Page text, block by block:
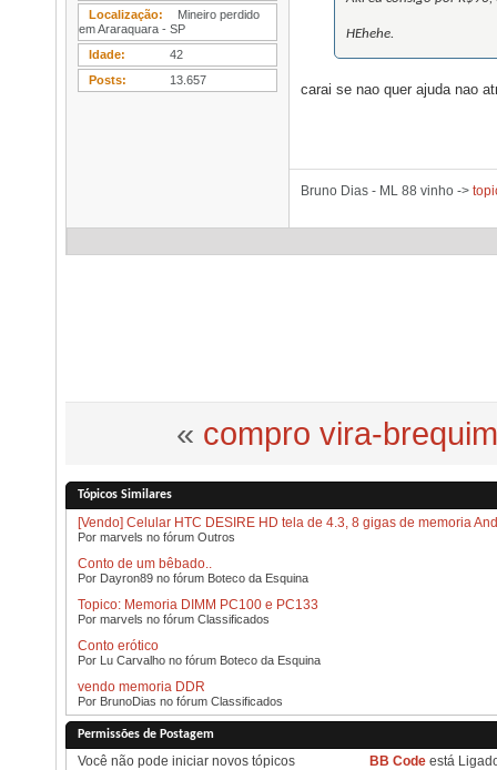
Localização
Mineiro perdido
em Araraquara - SP
Idade
42
Posts
13.657
HEhehe.
carai se nao quer ajuda nao
Bruno Dias - ML 88 vinho ->
« compro vira-
Tópicos Similares
[Vendo] Celular HTC DESIRE HD tela de 4.3, 8 gigas de memoria
Por marvels no fórum Outros
Conto de um bêbado..
Por Dayron89 no fórum Boteco da Esquina
Topico: Memoria DIMM PC100 e PC133
Por marvels no fórum Classificados
Conto erótico
Por Lu Carvalho no fórum Boteco da Esquina
vendo memoria DDR
Por BrunoDias no fórum Classificados
Permissões de Postagem
Você não pode iniciar novos tópicos
BB Codeestá